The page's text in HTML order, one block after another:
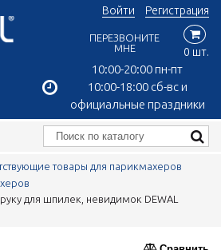
10:00-20:00 пн-пт
10:00-18:00 сб-вс и
официальные праздники
Войти Регистрация
ПЕРЕЗВОНИТЕ
МНЕ
0 шт.
товары для парикмахеров
для шпилек, невидимок DEWAL